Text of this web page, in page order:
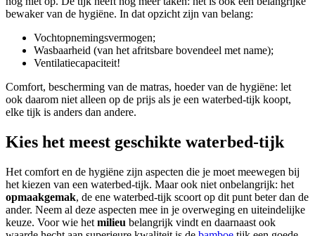
bewaker van de hygiëne. In dat opzicht zijn van belang:
Vochtopnemingsvermogen;
Wasbaarheid (van het afritsbare bovendeel met name);
Ventilatiecapaciteit!
Comfort, bescherming van de matras, hoeder van de hygiëne: let
ook daarom niet alleen op de prijs als je een waterbed-tijk koopt,
elke tijk is anders dan andere.
Kies het meest geschikte waterbed-tijk
Het comfort en de hygiëne zijn aspecten die je moet meewegen bij
het kiezen van een waterbed-tijk. Maar ook niet onbelangrijk: het
opmaakgemak, de ene waterbed-tijk scoort op dit punt beter dan de
ander. Neem al deze aspecten mee in je overweging en uiteindelijke
keuze. Voor wie het milieu belangrijk vindt en daarnaast ook